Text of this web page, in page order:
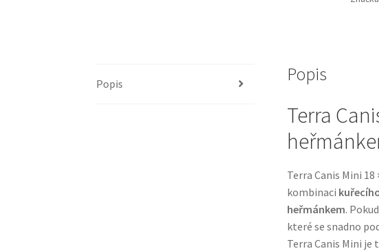
Popis Popis
Terra
Terra Canis Mini
kombinaci
heřmánkem.
které se snadno
Terra Canis Mini